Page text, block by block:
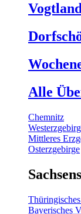
Alle
Chemnitz
Mittleres
Osterzgebirge
Bayerisches